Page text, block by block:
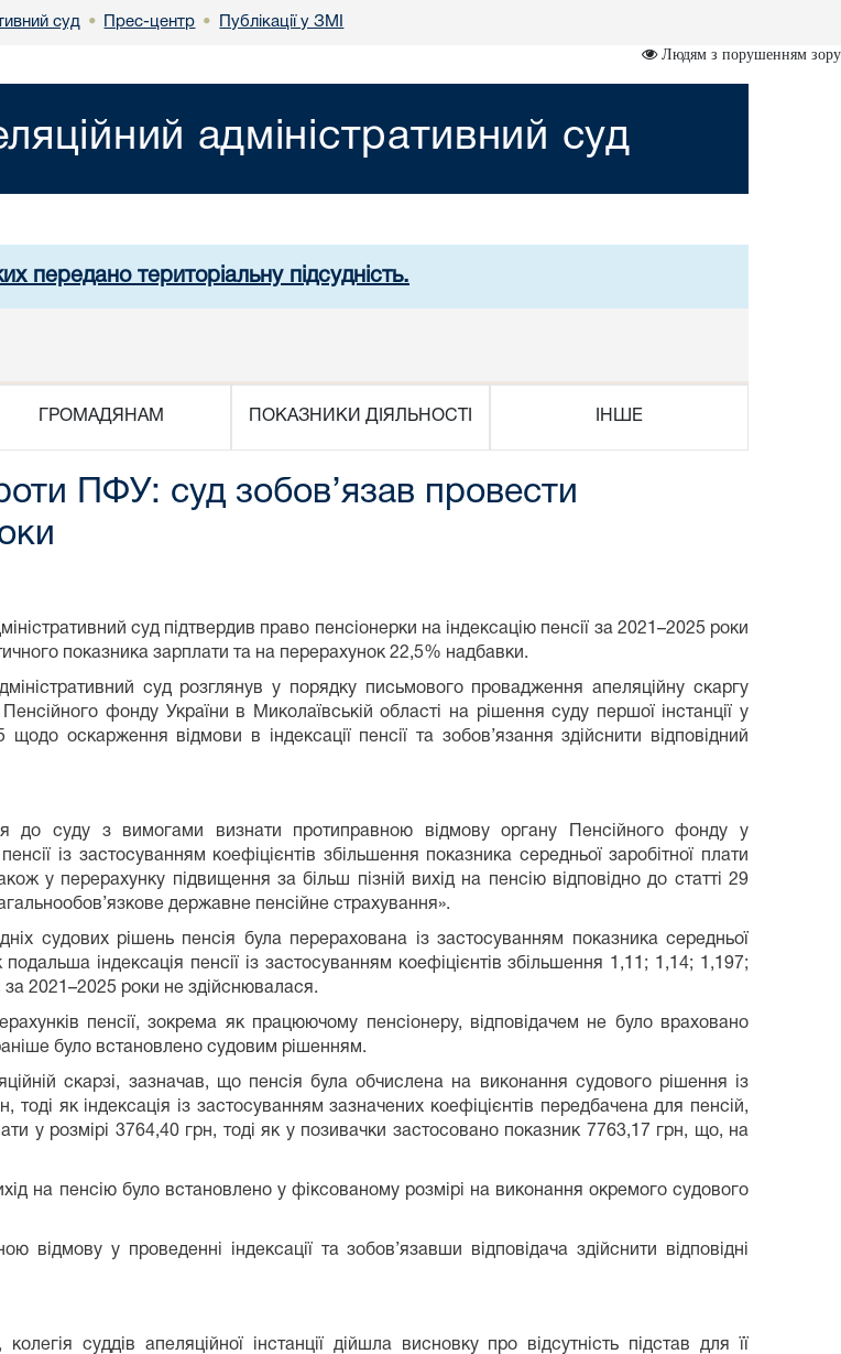
суд • Прес-центр • Публікації у ЗМІ
Людям з порушенням зору
адміністративний суд
передано територіальну підсудність.
ГРОМАДЯНАМ ПОКАЗНИКИ ДІЯЛЬНОСТІ ІНШЕ
ПФУ: суд зобов’язав провести
суд підтвердив право пенсіонерки на індексацію пенсії за 2021–2025 роки
показника зарплати та на перерахунок 22,5% надбавки.
суд розглянув у порядку письмового провадження апеляційну скаргу
Пенсійного фонду України в Миколаївській області на рішення суду першої інстанції у
оскарження відмови в індексації пенсії та зобов’язання здійснити відповідний
до суду з вимогами визнати протиправною відмову органу Пенсійного фонду у
пенсії із застосуванням коефіцієнтів збільшення показника середньої заробітної плати
у перерахунку підвищення за більш пізній вихід на пенсію відповідно до статті 29
державне пенсійне страхування».
судових рішень пенсія була перерахована із застосуванням показника середньої
індексація пенсії із застосуванням коефіцієнтів збільшення 1,11; 1,14; 1,197;
за 2021–2025 роки не здійснювалася.
пенсії, зокрема як працюючому пенсіонеру, відповідачем не було враховано
було встановлено судовим рішенням.
скарзі, зазначав, що пенсія була обчислена на виконання судового рішення із
як індексація із застосуванням зазначених коефіцієнтів передбачена для пенсій,
у розмірі 3764,40 грн, тоді як у позивачки застосовано показник 7763,17 грн, що, на
на пенсію було встановлено у фіксованому розмірі на виконання окремого судового
у проведенні індексації та зобов’язавши відповідача здійснити відповідні
суддів апеляційної інстанції дійшла висновку про відсутність підстав для її